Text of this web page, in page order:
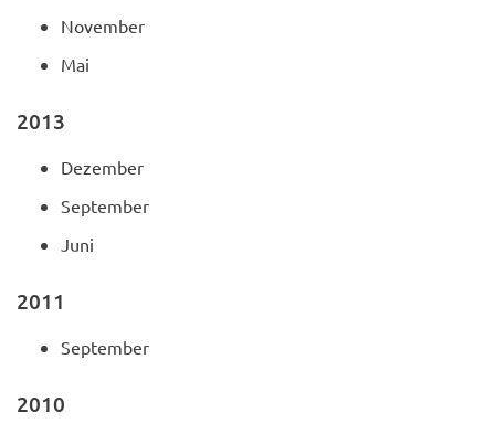
November
Mai
2013
Dezember
September
Juni
2011
September
2010